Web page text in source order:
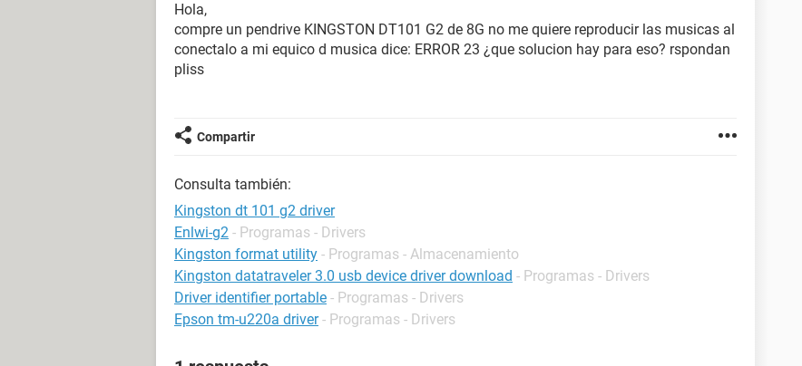
Hola,
compre un pendrive KINGSTON DT101 G2 de 8G no me quiere reproducir las musicas al
conectalo a mi equico d musica dice: ERROR 23 ¿que solucion hay para eso? rspondan
pliss
Compartir
Consulta también:
Kingston dt 101 g2 driver
Enlwi-g2 - Programas - Drivers
Kingston format utility - Programas - Almacenamiento
Kingston datatraveler 3.0 usb device driver download - Programas - Drivers
Driver identifier portable - Programas - Drivers
Epson tm-u220a driver - Programas - Drivers